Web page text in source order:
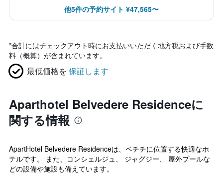
他5件の予約サイト ¥47,565〜
*合計にはチェックアウト時にお支払いいただく地方税および手数
料（概算）が含まれています。
最低価格を 保証します
Aparthotel Belvedere Residenceに
関する情報
ApartHotel Belvedere Residenceは、ベチチに位置する快適なホ
テルです。 また、コンシェルジュ、 ジャグジー、 屋外プールな
どの設備や施設も備えています。